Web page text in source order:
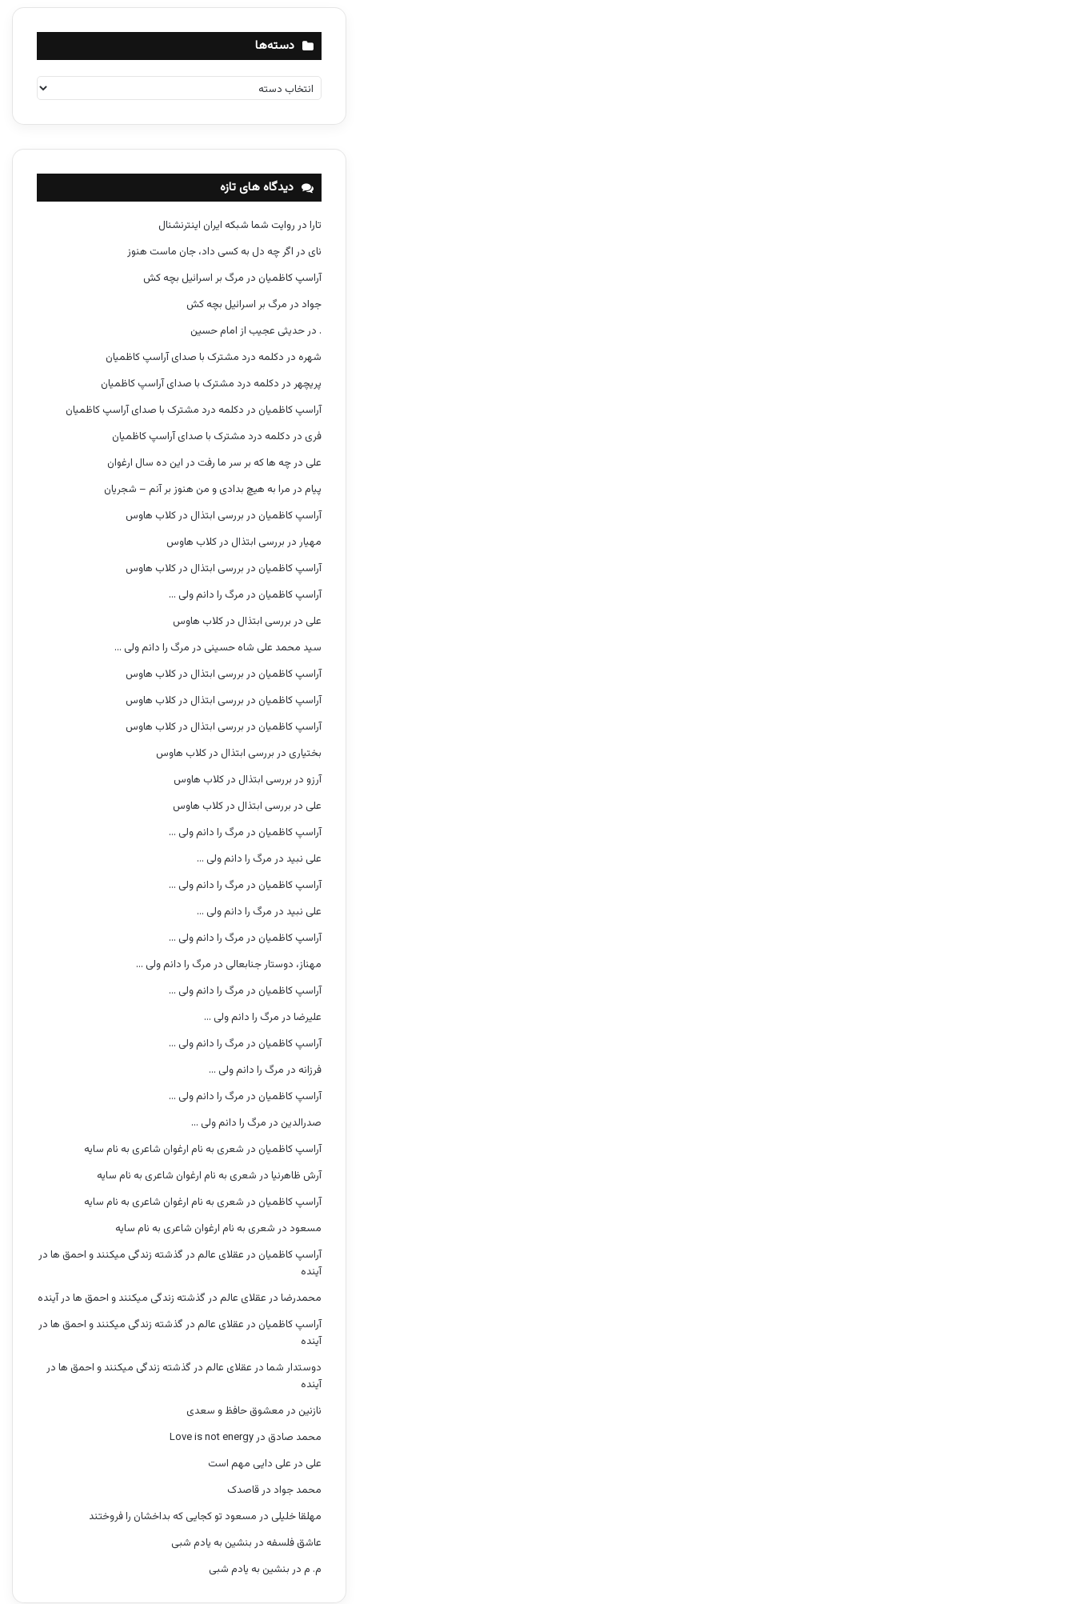
دسته‌ها
س
ه
دیدگاه های تازه
تارا در روایت شما شبکه ایران اینترنشنال
نای در اگر چه دل به کسی داد، جان ماست هنوز
آراسپ کاظمیان در مرگ بر اسرائیل بچه کش
جواد در مرگ بر اسرائیل بچه کش
. درحدیثی عجیب از امام حسین
شهره در دکلمه درد مشترک با صدای آراسپ کاظمیان
پریچهر در دکلمه درد مشترک با صدای آراسپ کاظمیان
آراسپ کاظمیان در دکلمه درد مشترک با صدای آراسپ کاظمیان
فری در دکلمه درد مشترک با صدای آراسپ کاظمیان
علی درچه ها که بر سر ما رفت در این ده سال ارغوان
پیام در مرا به هیچ بدادی و من هنوز بر آنم – شجریان
آراسپ کاظمیان در بررسی ابتذال در کلاب هاوس
مهیار در بررسی ابتذال در کلاب هاوس
آراسپ کاظمیان در بررسی ابتذال در کلاب هاوس
آراسپ کاظمیان در مرگ را دانم ولی …
علی در بررسی ابتذال در کلاب هاوس
سید محمد علی شاه حسینی در مرگ را دانم ولی …
آراسپ کاظمیان در بررسی ابتذال در کلاب هاوس
آراسپ کاظمیان در بررسی ابتذال در کلاب هاوس
آراسپ کاظمیان در بررسی ابتذال در کلاب هاوس
بختیاری در بررسی ابتذال در کلاب هاوس
آرزو در بررسی ابتذال در کلاب هاوس
علی در بررسی ابتذال در کلاب هاوس
آراسپ کاظمیان در مرگ را دانم ولی …
علی نبید در مرگ را دانم ولی …
آراسپ کاظمیان در مرگ را دانم ولی …
علی نبید در مرگ را دانم ولی …
آراسپ کاظمیان در مرگ را دانم ولی …
مهناز، دوستار جنابعالی در مرگ را دانم ولی …
آراسپ کاظمیان در مرگ را دانم ولی …
علیرضا در مرگ را دانم ولی …
آراسپ کاظمیان در مرگ را دانم ولی …
فرزانه در مرگ را دانم ولی …
آراسپ کاظمیان در مرگ را دانم ولی …
صدرالدین در مرگ را دانم ولی …
آراسپ کاظمیان در شعری به نام ارغوان شاعری به نام سایه
آرش ظاهرنیا در شعری به نام ارغوان شاعری به نام سایه
آراسپ کاظمیان در شعری به نام ارغوان شاعری به نام سایه
مسعود در شعری به نام ارغوان شاعری به نام سایه
آراسپ کاظمیان در عقلای عالم در گذشته زندگی میکنند و احمق ها در
آینده
محمدرضا در عقلای عالم در گذشته زندگی میکنند و احمق ها در آینده
آراسپ کاظمیان در عقلای عالم در گذشته زندگی میکنند و احمق ها در
آینده
دوستدار شما در عقلای عالم در گذشته زندگی میکنند و احمق ها در
آینده
نازنین در معشوق حافظ و سعدی
محمد صادق درLove is not energy
علی در علی دایی مهم است
محمد جواد درقاصدک
مهلقا خلیلی در مسعود تو کجایی که بداخشان را فروختند
عاشق فلسفه در بنشین به یادم شبی
م. م در بنشین به یادم شبی